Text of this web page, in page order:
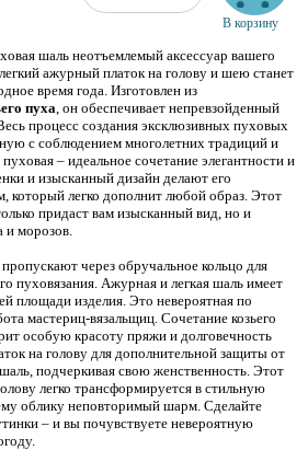
В корзину
шаль неотъемлемый аксессуар вашего
ажурный платок на голову и шею станет
время года. Изготовлен из
пуха , он обеспечивает непревзойденный
процесс создания эксклюзивных пуховых
с соблюдением многолетних традиций и
– идеальное сочетание элегантности и
и изысканный дизайн делают его
который легко дополнит любой образ. Этот
придаст вам изысканный вид, но и
и морозов.
пропускают через обручальное кольцо для
пуховязания. Ажурная и легкая шаль имеет
площади изделия. Это невероятная по
мастериц-вязальщиц. Сочетание козьего
особую красоту пряжи и долговечность
на голову для дополнительной защиты от
подчеркивая свою женственность. Этот
легко трансформируется в стильную
облику неповторимый шарм. Сделайте
– и вы почувствуете невероятную